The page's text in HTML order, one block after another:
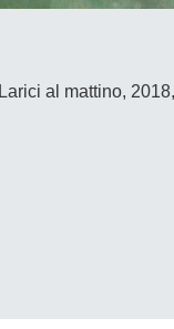
Larici al mattino,